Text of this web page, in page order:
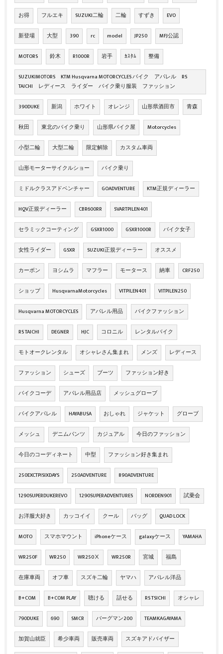
お得 フルエキ SUZUKI二輪 二輪 すずき EVO
新登場 大型 390 rc model JP250 MFJ公認
MOTORS 鈴木 R1000R 岩手 ｶｽﾀﾑ 整備
SUZUKIMOTORS KTM Husqvarna MOTORCYCLES バイク アパレル RS
TAICHI レディース ライダー バイク乗り服装 ファッション
390DUKE 新潟 ホワイト オレンジ 山形県酒田市 青森
秋田 東北のバイク乗り 山形県バイク屋 Motorcycles
小型二輪 大型二輪 限定解除 カスタム車両
山形モーターサイクルショー バイク乗り
ミドルクラスアドベンチャー GOADVENTURE KTM正規ディーラー
HQV正規ディーラー CBR600RR SVARTPILEN401
セラミックコーティング GSXR1000 GSXR1000R バイク女子
女性ライダー GSXR SUZUKI正規ディーラー オススメ
カーボン ヨシムラ マフラー モータース 納車 CRF250
ショップ HusqvarnaMotorcycles VITPILEN401 VITPILEN250
Husqvarna MOTORCYCLES アパレル用品 バイクファッション
RS TAICHI DEGNER HJC コロニル レンタルバイク
モトオークレンタル オシャレさん集まれ メンズ レディース
ファッション シューズ ブーツ ファッション好き
バイクコーデ アパレル用品店 メッシュグローブ
バイクアパレル HAYABUSA おしゃれ ジャケット グローブ
メッシュ デニムパンツ カジュアル 今日のファッション
今日のコーディネート 中型 ファッション好き集まれ
250EXCTPISIXDAYS 250ADVENTURE 890ADVENTURE
1290SUPERDUKEREVO 1290SUPERADVENTURES NORDEN901 試乗会
お洋服大好き カッコイイ クール バッグ QUAD LOCK
MOTO スマホマウント iPhoneケース galaxyケース YAMAHA
WR250F WR250 WR250Ⅹ WR250R 宮城 福島
在庫車両 オフ車 スズキ二輪 ヤマハ アパレル洋品
B+COM B+COM PLAY 聴ける 話せる RS TSICHI オシャレ
790DUKE 690 SMCR バーグマン200 TEAMKAGAYAMA
加賀山就臣 希少車両 販売車両 スズキアドバイザー